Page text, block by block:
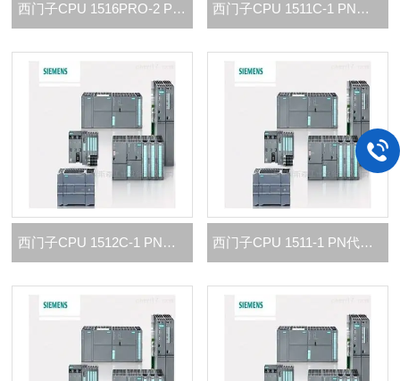
西门子CPU 1516PRO-2 PN代理商 西门子CPU 1511C-1 PN代理商
西门子CPU 1512C-1 PN代理商 西门子CPU 1511-1 PN代理商